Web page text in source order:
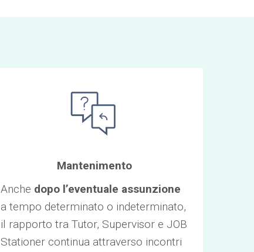
Mantenimento
Anche dopo l’eventuale assunzione
a tempo determinato o indeterminato,
il rapporto tra Tutor, Supervisor e JOB
Stationer continua attraverso incontri